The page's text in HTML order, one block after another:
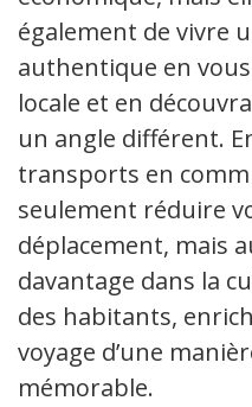
également de vivre
authentique en
locale et en
un angle différent.
transports en
seulement réduire
déplacement, mais
davantage dans la
des habitants,
voyage d’une
mémorable.